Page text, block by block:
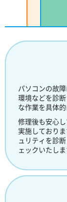
パソコンの故
環境などを診
な作業を具体
修理後も安心
実施しており
ュリティを診
ェックいたしま